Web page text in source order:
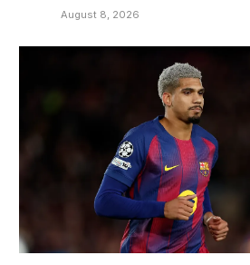
August 8, 2026